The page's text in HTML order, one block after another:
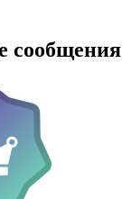
сообщения